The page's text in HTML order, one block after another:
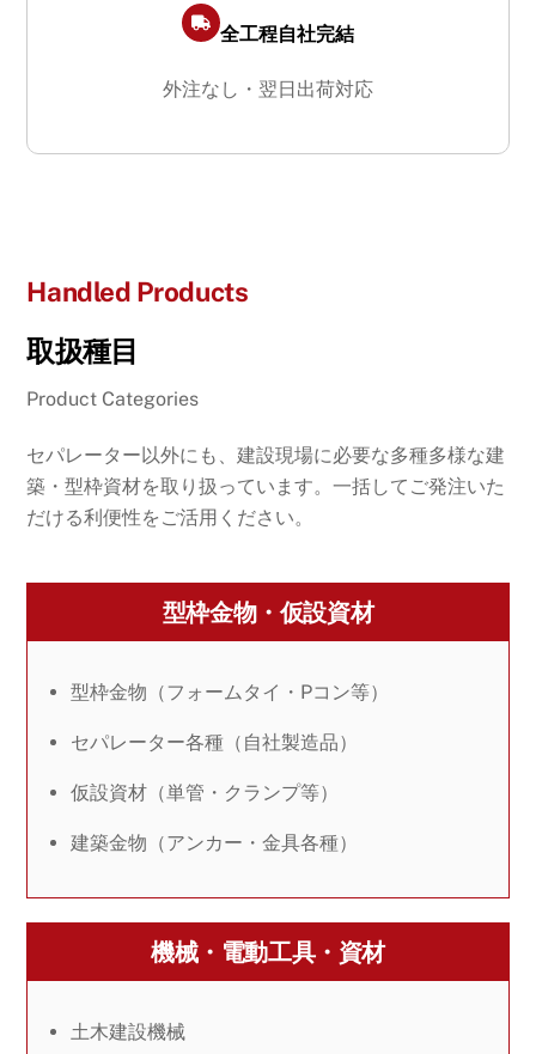
全工程自社完結
外注なし・翌日出荷対応
Handled Products
取扱種目
Product Categories
セパレーター以外にも、建設現場に必要な多種多様な建
築・型枠資材を取り扱っています。一括してご発注いた
だける利便性をご活用ください。
型枠金物・仮設資材
型枠金物（フォームタイ・Pコン等）
セパレーター各種（自社製造品）
仮設資材（単管・クランプ等）
建築金物（アンカー・金具各種）
機械・電動工具・資材
土木建設機械